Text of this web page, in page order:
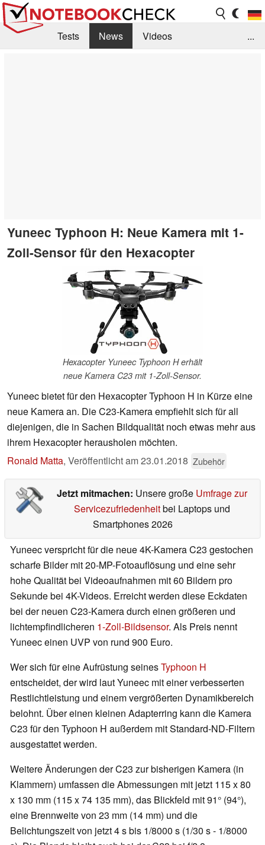
Tests News
Videos
...
Yuneec Typhoon H: Neue Kamera mit 1-
Zoll-Sensor für den Hexacopter
Hexacopter Yuneec Typhoon H erhält
neue Kamera C23 mit 1-Zoll-Sensor.
Yuneec bietet für den Hexacopter Typhoon H in Kürze eine
neue Kamera an. Die C23-Kamera empfiehlt sich für all
diejenigen, die in Sachen Bildqualität noch etwas mehr aus
ihrem Hexacopter herausholen möchten.
Ronald Matta, Veröffentlicht am23.01.2018 Zubehör
Jetzt mitmachen: Unsere große Umfrage zur
Servicezufriedenheitbei Laptops und
Smartphones 2026
Yuneec verspricht für die neue 4K-Kamera C23 gestochen
scharfe Bilder mit 20-MP-Fotoauflösung und eine sehr
hohe Qualität bei Videoaufnahmen mit 60 Bildern pro
Sekunde bei 4K-Videos. Erreicht werden diese Eckdaten
bei der neuen C23-Kamera durch einen größeren und
lichtempfindlicheren 1-Zoll-Bildsensor. Als Preis nennt
Yuneec einen UVP von rund 900 Euro.
Wer sich für eine Aufrüstung seinesTyphoon H
entscheidet, der wird laut Yuneec mit einer verbesserten
Restlichtleistung und einem vergrößerten Dynamikbereich
belohnt. Über einen kleinen Adapterring kann die Kamera
C23 für den Typhoon H außerdem mit Standard-ND-Filtern
ausgestattet werden.
Weitere Änderungen der C23 zur bisherigen Kamera (in
Klammern) umfassen die Abmessungen mit jetzt 115 x 80
x 130 mm (115 x 74 135 mm), das Blickfeld mit 91° (94°),
eine Brennweite von 23 mm (14 mm) und die
Belichtungszeit von jetzt 4 s bis 1/8000 s (1/30 s - 1/8000